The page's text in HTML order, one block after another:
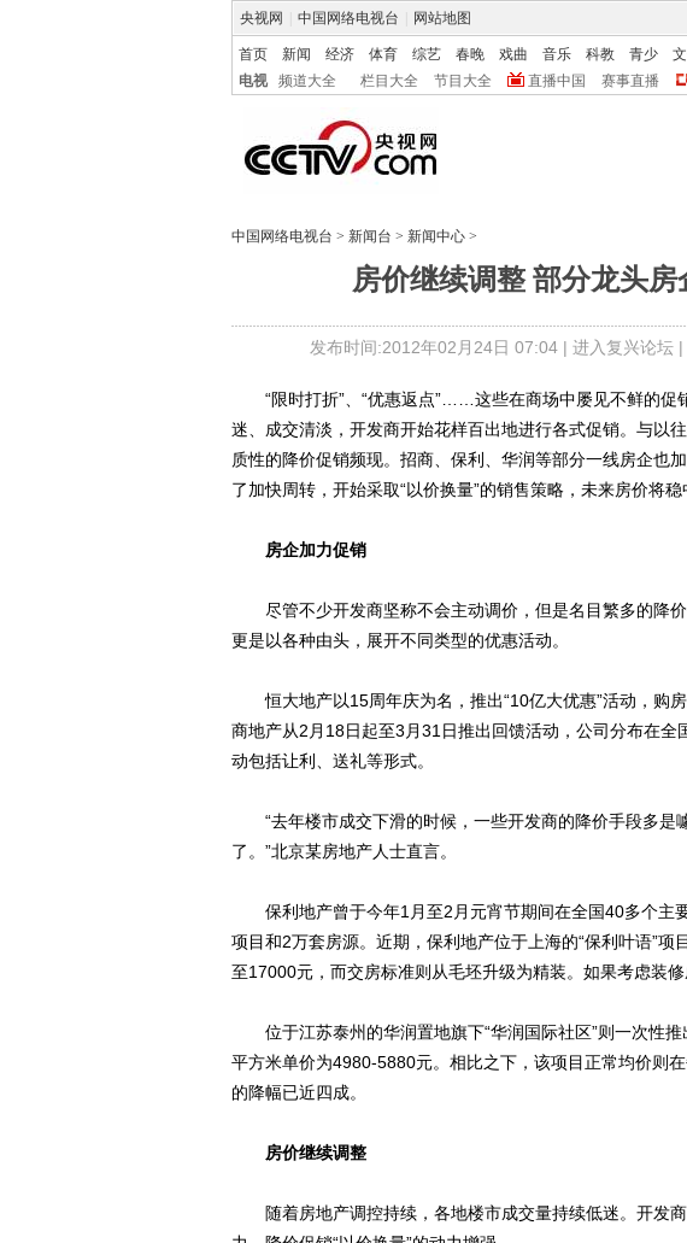
央视网 中国网络电视台 网站地图
首页 新闻 经济 体育 综艺 春晚 戏曲 音乐 科教 青少
电视
频道大全 栏目大全 节目大全 直播中国 赛事直播
中国网络电视台 > 新闻台 > 新闻中心 >
房价继续调整 部分龙头
发布时间:2012年02月24日 07:04 | 进入复兴论坛|
“限时打折”、“优惠返点”……这些在商场中屡见不鲜的促
迷、成交清淡，开发商开始花样百出地进行各式促销。与以
质性的降价促销频现。招商、保利、华润等部分一线房企也
了加快周转，开始采取“以价换量”的销售策略，未来房价将稳
房企加力促销
尽管不少开发商坚称不会主动调价，但是名目繁多的降价
更是以各种由头，展开不同类型的优惠活动。
恒大地产以15周年庆为名，推出“10亿大优惠”活动，购
商地产从2月18日起至3月31日推出回馈活动，公司分布在
动包括让利、送礼等形式。
“去年楼市成交下滑的时候，一些开发商的降价手段多是
了。”北京某房地产人士直言。
保利地产曾于今年1月至2月元宵节期间在全国40多个主
项目和2万套房源。近期，保利地产位于上海的“保利叶语”
至17000元，而交房标准则从毛坯升级为精装。如果考虑装修
位于江苏泰州的华润置地旗下“华润国际社区”则一次性推
平方米单价为4980-5880元。相比之下，该项目正常均价则
的降幅已近四成。
房价继续调整
随着房地产调控持续，各地楼市成交量持续低迷。开发